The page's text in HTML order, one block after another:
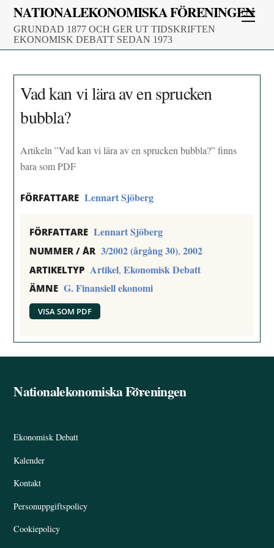
Skip
content
NATIONALEKONOMISKA FÖRENINGEN
GRUNDAD 1877 OCH GER UT TIDSKRIFTEN
EKONOMISK DEBATT SEDAN 1973
Vad kan vi lära av en sprucken
bubbla?
Artikeln ”Vad kan vi lära av en sprucken bubbla?” finns
bara som PDF
FÖRFATTARE Lennart Sjöberg
FÖRFATTARE Lennart Sjöberg
NUMMER / ÅR 3/2002 (årgång 30),2002
ARTIKELTYP Artikel,Ekonomisk Debatt
ÄMNE G. Finansiell ekonomi
VISA SOM PDF
Back
Nationalekonomiska Föreningen
Ekonomisk Debatt
Kalender
Kontakt
Personuppgiftspolicy
Cookiepolicy